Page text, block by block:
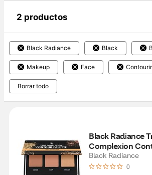
2 productos
Black Radiance Black
Makeup Face
Borrar todo
Black Radiance
Complexion
Dark to Deep
Black Radiance
0